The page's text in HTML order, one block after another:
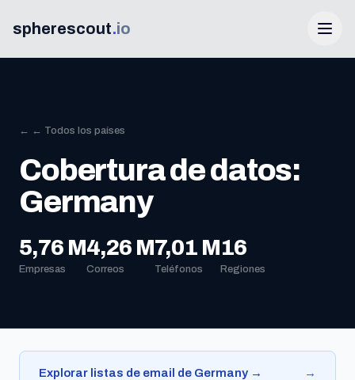
spherescout.io
Iniciar Sesión
Obtén 100 leads gratis
← ← Todos los países
Cobertura de datos:
Germany
5,76 M
Empresas
4,26 M
Correos
7,01 M
Teléfonos
16
Regiones
Explorar listas de email de Germany → →